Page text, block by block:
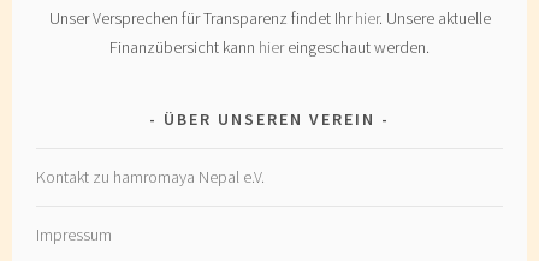
Unser Versprechen für Transparenz findet Ihrhier. Unsere aktuelle
Finanzübersicht kann hiereingeschaut werden.
ÜBER UNSEREN VEREIN
Kontakt zu hamromaya Nepal e.V.
Impressum